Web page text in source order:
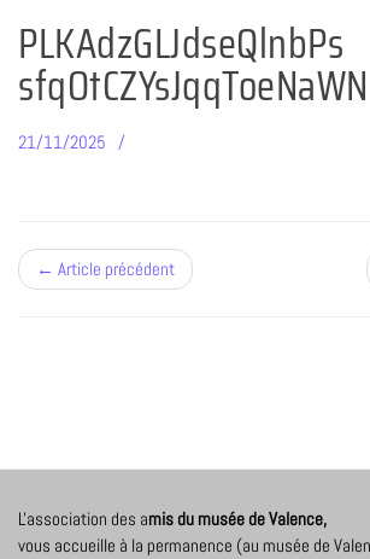
PLKAdzGLJdseQlnbPs
sfqOtCZYsJqqToeNaWN
21/11/2025
← Article précédent
L'association des amis du musée de Valence,
vous accueille à la permanence (au musée de